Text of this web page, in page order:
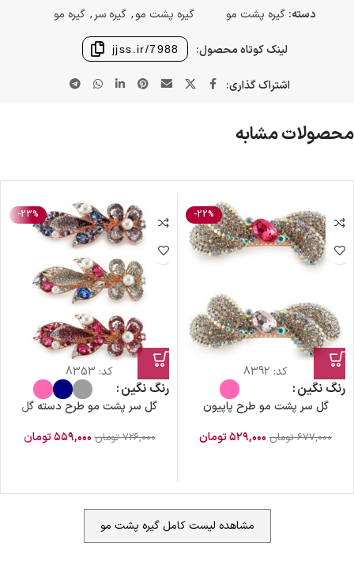
دسته: گیره پشت مو گیره پشت مو, گیره سر , گیره مو
لینک کوتاه محصول: jjss.ir/7988
اشتراک گذاری:
محصولات مشابه
-22%
کد: 8392
رنگ نگین
گل سر پشت مو طرح پاپیون
۶۷۷,۰۰۰ تومان ۵۲۹,۰۰۰تومان
-23%
کد: 8353
رنگ نگین
گل سر پشت مو طرح دسته گل
۷۲۶,۰۰۰ تومان ۵۵۹,۰۰۰تومان
مشاهده لیست کامل گیره پشت مو
ضمانت اصالت کالا